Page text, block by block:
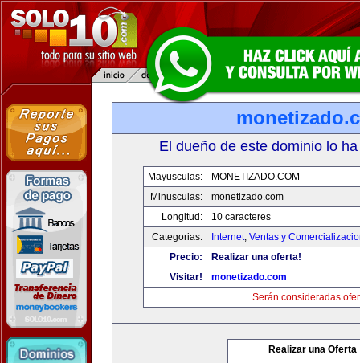
El dueño de este dominio lo
Mayusculas:
MONETIZADO.COM
Minusculas:
monetizado.com
Longitud:
10 caracteres
Categorias:
Internet, Ventas y
Precio:
Realizar una oferta!
Visitar!
monetizado.com
Serán consideradas
Realizar una Oferta